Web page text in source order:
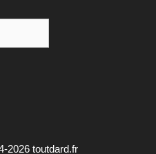
2026 toutdard.fr